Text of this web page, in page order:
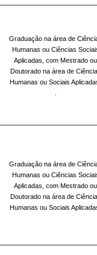
Graduação na áreade
Humanas ou Ciências
Aplicadas, com Mestrado ou
Doutorado na área de
Humanas ou Sociais
Graduação na áreade
Humanas ou Ciências
Aplicadas, com Mestrado ou
Doutorado na área de
Humanas ou Sociais